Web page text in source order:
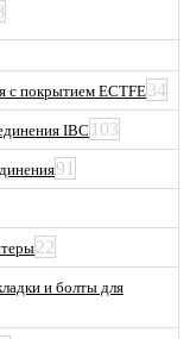
с покрытием ECTFE34
IBC 103
91
22
и болты для